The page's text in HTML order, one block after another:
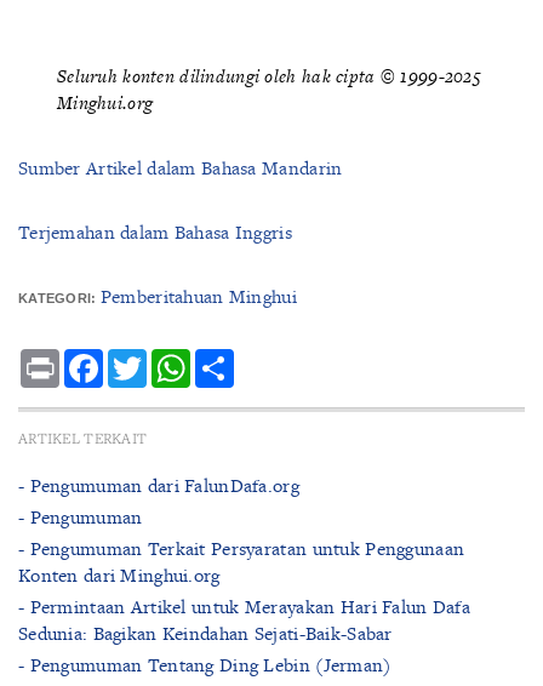
Seluruh konten dilindungi oleh hak cipta © 1999-2025
Minghui.org
Sumber Artikel dalam Bahasa Mandarin
Terjemahan dalam Bahasa Inggris
KATEGORI: Pemberitahuan Minghui
Print Facebook
TwitterWhatsApp
ARTIKEL TERKAIT
- Pengumuman dari FalunDafa.org
- Pengumuman
- Pengumuman Terkait Persyaratan untuk Penggunaan
Konten dari Minghui.org
- Permintaan Artikel untuk Merayakan Hari Falun Dafa
Sedunia: Bagikan Keindahan Sejati-Baik-Sabar
- Pengumuman Tentang Ding Lebin (Jerman)